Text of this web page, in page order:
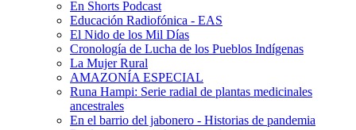
En Shorts Podcast
Educación Radiofónica - EAS
El Nido de los Mil Días
Cronología de Lucha de los Pueblos Indígenas
La Mujer Rural
AMAZONÍA ESPECIAL
Runa Hampi: Serie radial de plantas medicinales
ancestrales
En el barrio del jabonero - Historias de pandemia